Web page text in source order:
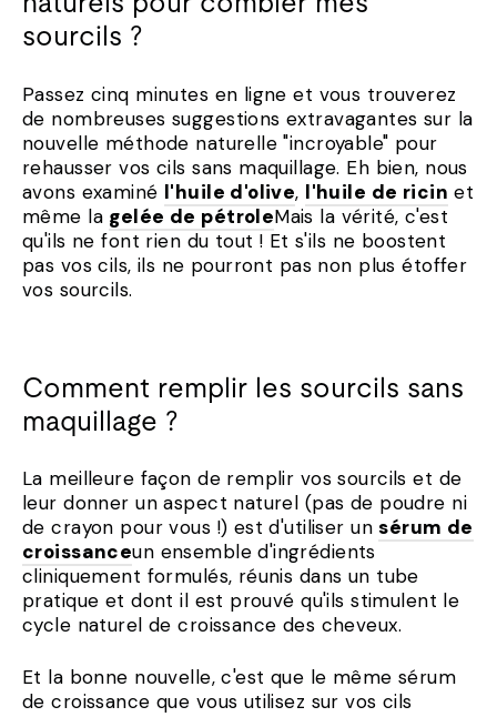
sourcils ?
Passez cinq minutes en ligne et vous trouverez
de nombreuses suggestions extravagantes sur la
nouvelle méthode naturelle "incroyable" pour
rehausser vos cils sans maquillage. Eh bien, nous
avons examiné l'huile d'olive, l'huile de ricin et
même la gelée de pétroleMais la vérité, c'est
qu'ils ne font rien du tout ! Et s'ils ne boostent
pas vos cils, ils ne pourront pas non plus étoffer
vos sourcils.
Comment remplir les sourcils sans
maquillage ?
La meilleure façon de remplir vos sourcils et de
leur donner un aspect naturel (pas de poudre ni
de crayon pour vous !) est d'utiliser un sérum de
croissanceun ensemble d'ingrédients
cliniquement formulés, réunis dans un tube
pratique et dont il est prouvé qu'ils stimulent le
cycle naturel de croissance des cheveux.
Et la bonne nouvelle, c'est que le même sérum
de croissance que vous utilisez sur vos cils